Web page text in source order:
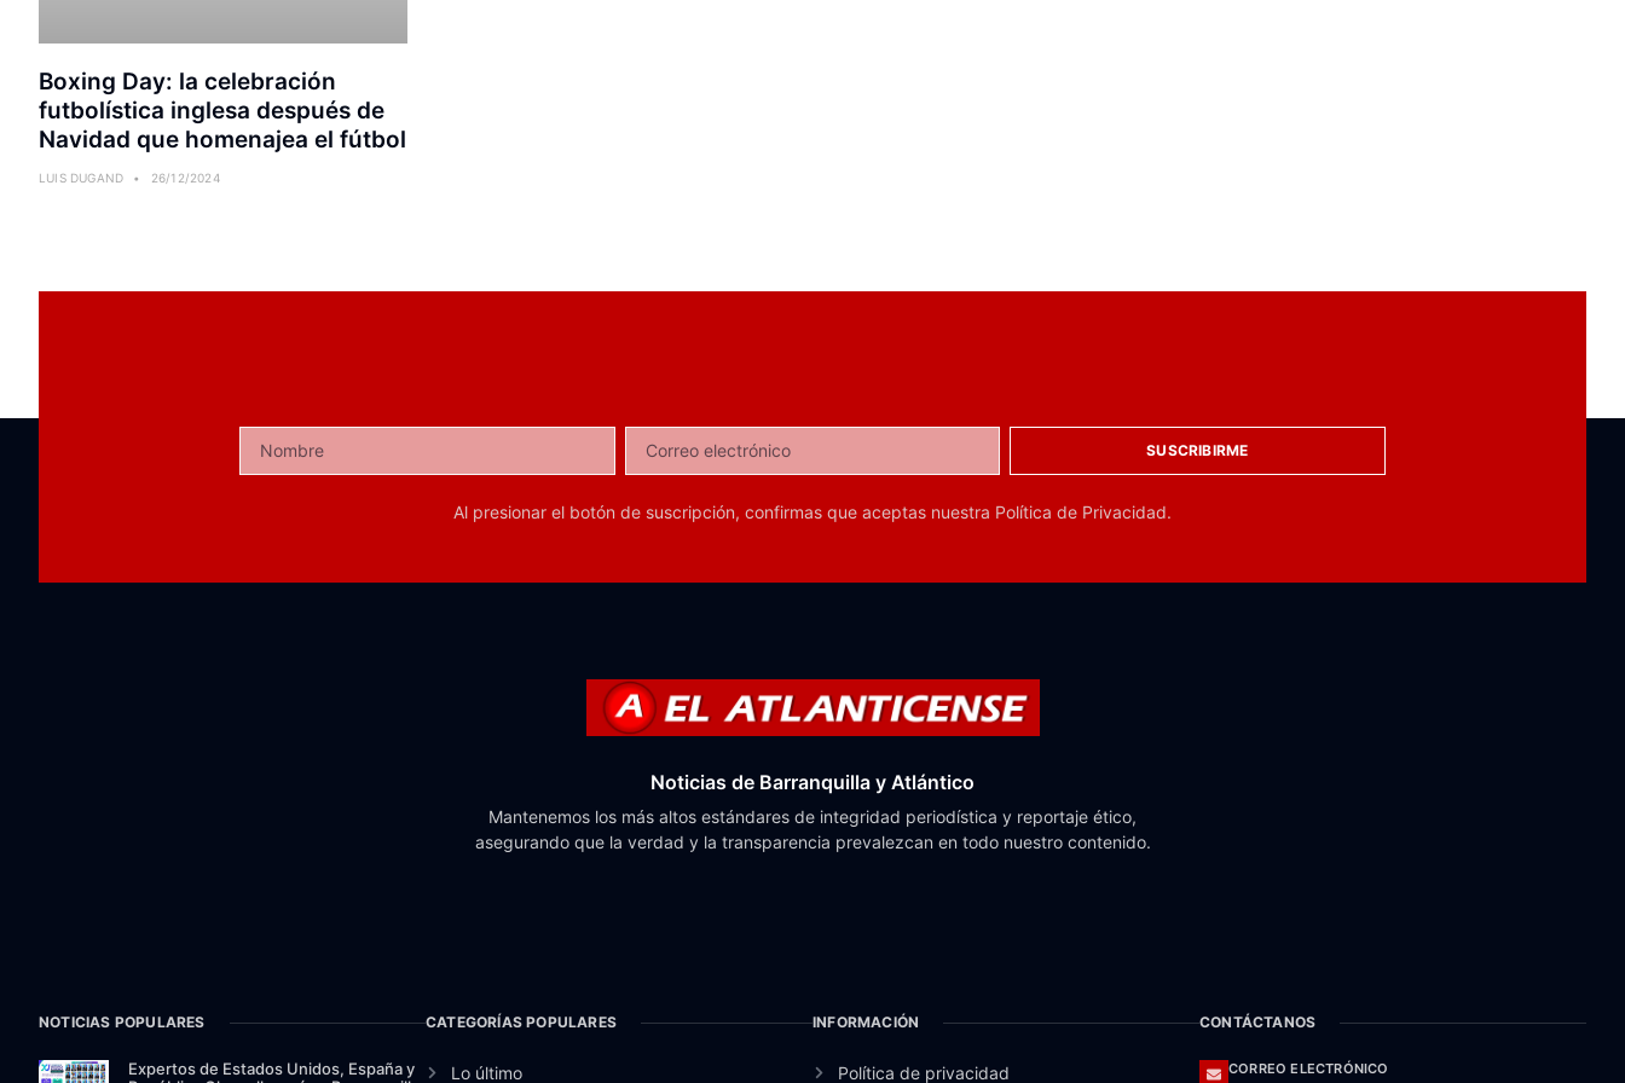
Boxing Day: la celebración
futbolística inglesa después de
Navidad que homenajea el fútbol
LUIS DUGAND 26/12/2024
SUSCRIBIRME
Al presionar el botón de suscripción, confirmas que aceptas nuestra Política de Privacidad.
Noticias de Barranquilla y Atlántico
Mantenemos los más altos estándares de integridad periodística y reportaje ético,
asegurando que la verdad y la transparencia prevalezcan en todo nuestro contenido.
NOTICIAS POPULARES
Expertos de Estados Unidos, España y
CATEGORÍAS POPULARES
Lo último
INFORMACIÓN
Política de privacidad
CONTÁCTANOS
CORREO ELECTRÓNICO